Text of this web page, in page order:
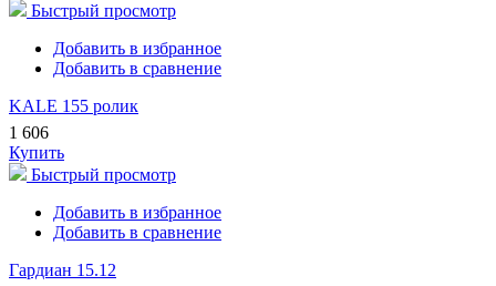
Быстрый просмотр
Добавить в избранное
Добавить в сравнение
KALE 155 ролик
1 606
Купить
Быстрый просмотр
Добавить в избранное
Добавить в сравнение
Гардиан 15.12